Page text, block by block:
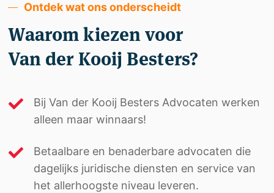
Ontdek wat ons onderscheidt
Waarom kiezen voor
Van der Kooij Besters?
Bij Van der Kooij Besters Advocaten werken
alleen maar winnaars!
Betaalbare en benaderbare advocaten die
dagelijks juridische diensten en service van
het allerhoogste niveau leveren.